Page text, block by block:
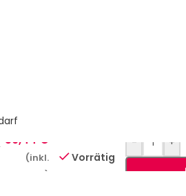
59,44 €
(inkl.
MwSt.)
Vorrätig
- +